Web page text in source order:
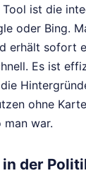
Tool ist die
oder Bing.
erhält sofort
Es ist
ohne
war.
in der